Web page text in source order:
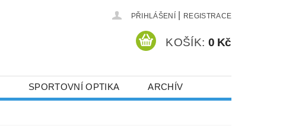
PŘIHLÁŠENÍ REGISTRACE
KOŠÍK: 0 Kč
SPORTOVNÍ OPTIKA ARCHÍV